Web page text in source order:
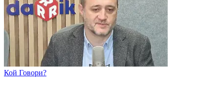
Кой Говори?